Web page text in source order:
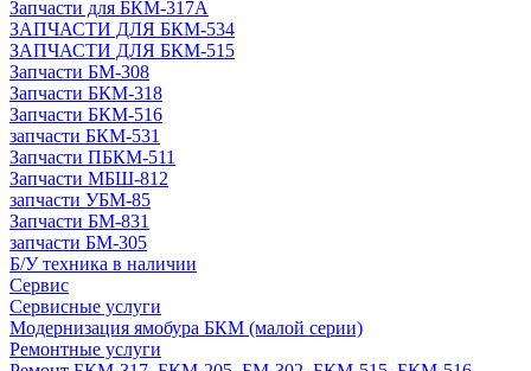
Запчасти для БКМ-317А
ЗАПЧАСТИ ДЛЯ БКМ-534
ЗАПЧАСТИ ДЛЯ БКМ-515
Запчасти БМ-308
Запчасти БКМ-318
Запчасти БКМ-516
запчасти БКМ-531
Запчасти ПБКМ-511
Запчасти МБШ-812
запчасти УБМ-85
Запчасти БМ-831
запчасти БМ-305
Б/У техника в наличии
Сервис
Сервисные услуги
Модернизация ямобура БКМ (малой серии)
Ремонтные услуги